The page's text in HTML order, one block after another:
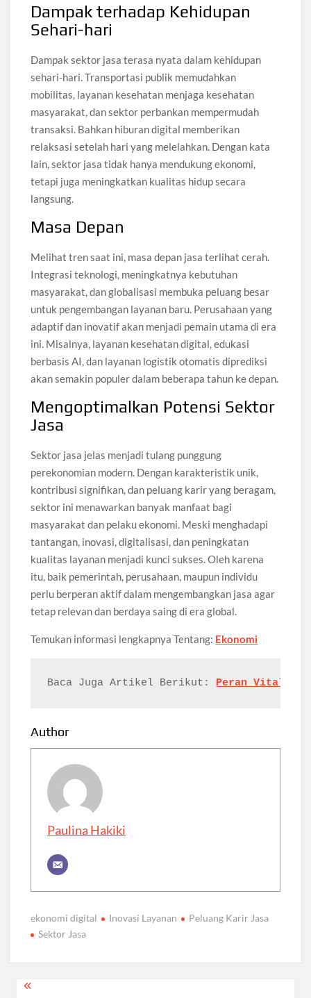
Dampak terhadap Kehidupan
Sehari-hari
Dampak sektor jasa terasa nyata dalam kehidupan
sehari-hari. Transportasi publik memudahkan
mobilitas, layanan kesehatan menjaga kesehatan
masyarakat, dan sektor perbankan mempermudah
transaksi. Bahkan hiburan digital memberikan
relaksasi setelah hari yang melelahkan. Dengan kata
lain, sektor jasa tidak hanya mendukung ekonomi,
tetapi juga meningkatkan kualitas hidup secara
langsung.
Masa Depan
Melihat tren saat ini, masa depan jasa terlihat cerah.
Integrasi teknologi, meningkatnya kebutuhan
masyarakat, dan globalisasi membuka peluang besar
untuk pengembangan layanan baru. Perusahaan yang
adaptif dan inovatif akan menjadi pemain utama di era
ini. Misalnya, layanan kesehatan digital, edukasi
berbasis AI, dan layanan logistik otomatis diprediksi
akan semakin populer dalam beberapa tahun ke depan.
Mengoptimalkan Potensi Sektor
Jasa
Sektor jasa jelas menjadi tulang punggung
perekonomian modern. Dengan karakteristik unik,
kontribusi signifikan, dan peluang karir yang beragam,
sektor ini menawarkan banyak manfaat bagi
masyarakat dan pelaku ekonomi. Meski menghadapi
tantangan, inovasi, digitalisasi, dan peningkatan
kualitas layanan menjadi kunci sukses. Oleh karena
itu, baik pemerintah, perusahaan, maupun individu
perlu berperan aktif dalam mengembangkan jasa agar
tetap relevan dan berdaya saing di era global.
Temukan informasi lengkapnya Tentang: Ekonomi
Baca Juga Artikel Berikut: Peran Vital
Author
Paulina Hakiki
ekonomi digital Inovasi Layanan
Peluang Karir Jasa
Sektor Jasa
Post